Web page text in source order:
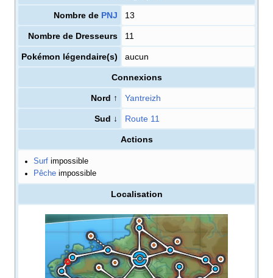
Nombre de PNJ 13
Nombre de Dresseurs 11
Pokémon légendaire(s) aucun
Connexions
Nord ↑ Yantreizh
Sud ↓ Route 11
Actions
Surf impossible
Pêche impossible
Localisation